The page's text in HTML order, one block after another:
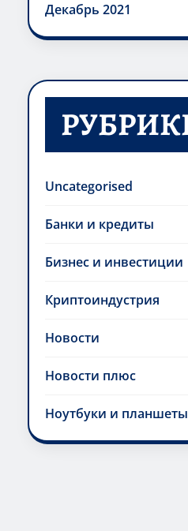
Декабрь 2021
Uncategorised
Банки и кредиты
Бизнес и инвестиции
Криптоиндустрия
Новости
Новости плюс
Ноутбуки и планшеты